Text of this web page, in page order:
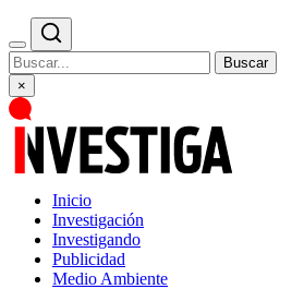
Buscar
×
Inicio
Investigación
Investigando
Publicidad
Medio Ambiente